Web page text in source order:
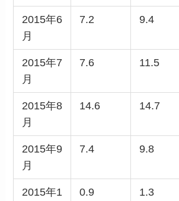
2015年6
月
7.2 9.4
2015年7
月
7.6 11.5
2015年8
月
14.6 14.7
2015年9
月
7.4 9.8
2015年1
0.9 1.3